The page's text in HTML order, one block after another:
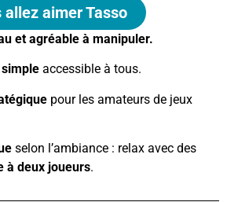
allez aimer Tasso
et agréable à manipuler.
accessible à tous.
pour les amateurs de jeux
selon l’ambiance : relax avec des
à deux joueurs.